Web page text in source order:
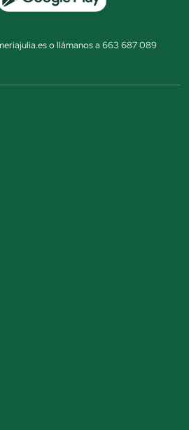
o llámanos a 663 687 089